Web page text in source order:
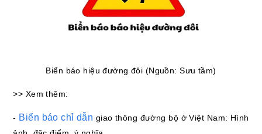
Biển báo hiệu đường đôi (Nguồn: Sưu tầm)
>> Xem thêm:
- Biển báo chỉ dẫn giao thông đường bộ ở Việt Nam: Hình